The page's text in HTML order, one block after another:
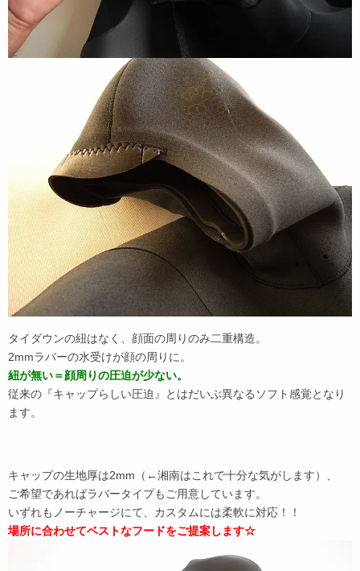
タイダウンの紐はなく、顔面の周りのみ二重構造。
2mmラバーの水受けが顔の周りに。
紐が無い＝顔周りの圧迫が少ない。
従来の『キャップらしい圧迫』とはだいぶ異なるソフト感覚となり
ます。
キャップの生地厚は2mm（←湘南はこれで十分な気がします）、
ご希望であればラバータイプもご用意しています。
いずれもノーチャージにて、カスタムには柔軟に対応！！
場所に合わせてベストなフードをご提案します☆